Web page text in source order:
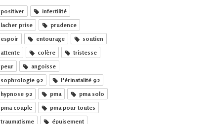
positiver
infertilité
lacher prise
prudence
espoir
entourage
soutien
attente
colère
tristesse
peur
angoisse
sophrologie 92
Périnatalité 92
hypnose 92
pma
pma solo
pma couple
pma pour toutes
traumatisme
épuisement